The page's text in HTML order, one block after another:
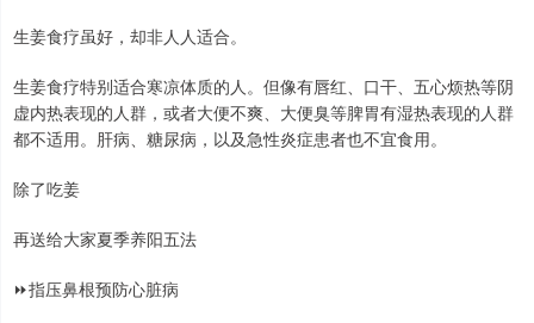
生姜食疗虽好，却非人人适合。
生姜食疗特别适合寒凉体质的人。但像有唇红、口干、五心烦热等阴
虚内热表现的人群，或者大便不爽、大便臭等脾胃有湿热表现的人群
都不适用。肝病、糖尿病，以及急性炎症患者也不宜食用。
除了吃姜
再送给大家夏季养阳五法
⏩指压鼻根预防心脏病